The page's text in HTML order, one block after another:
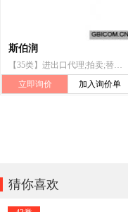
斯伯润
【35类】进出口代理;拍卖;替他人推销;替他人采购(替其他企业购买商品或服务);推销(替他人)
立即询价
加入询价单
猜你喜欢